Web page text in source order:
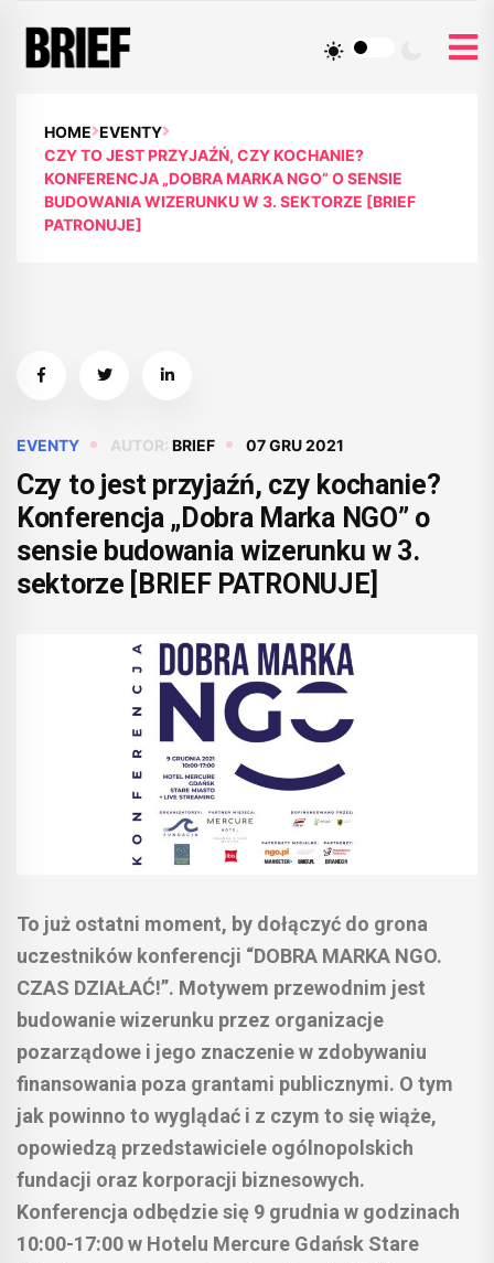
HOME EVENTY
CZY TO JEST PRZYJAŹŃ, CZY KOCHANIE?
KONFERENCJA „DOBRA MARKA NGO” O SENSIE
BUDOWANIA WIZERUNKU W 3. SEKTORZE [BRIEF
PATRONUJE]
EVENTY AUTOR: BRIEF 07 GRU 2021
Czy to jest przyjaźń, czy kochanie?
Konferencja „Dobra Marka NGO” o
sensie budowania wizerunku w 3.
sektorze [BRIEF PATRONUJE]
To już ostatni moment, by dołączyć do grona
uczestników konferencji “DOBRA MARKA NGO.
CZAS DZIAŁAĆ!”. Motywem przewodnim jest
budowanie wizerunku przez organizacje
pozarządowe i jego znaczenie w zdobywaniu
finansowania poza grantami publicznymi. O tym
jak powinno to wyglądać i z czym to się wiąże,
opowiedzą przedstawiciele ogólnopolskich
fundacji oraz korporacji biznesowych.
Konferencja odbędzie się 9 grudnia w godzinach
10:00-17:00 w Hotelu Mercure Gdańsk Stare